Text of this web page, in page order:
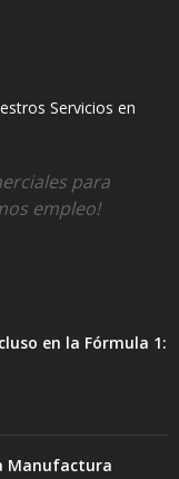
Servicios en
para
empleo!
en la Fórmula 1:
Manufactura